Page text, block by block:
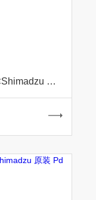
货号:200-38422-33岛津Shimadzu 原装 Rb铷空心阴极灯